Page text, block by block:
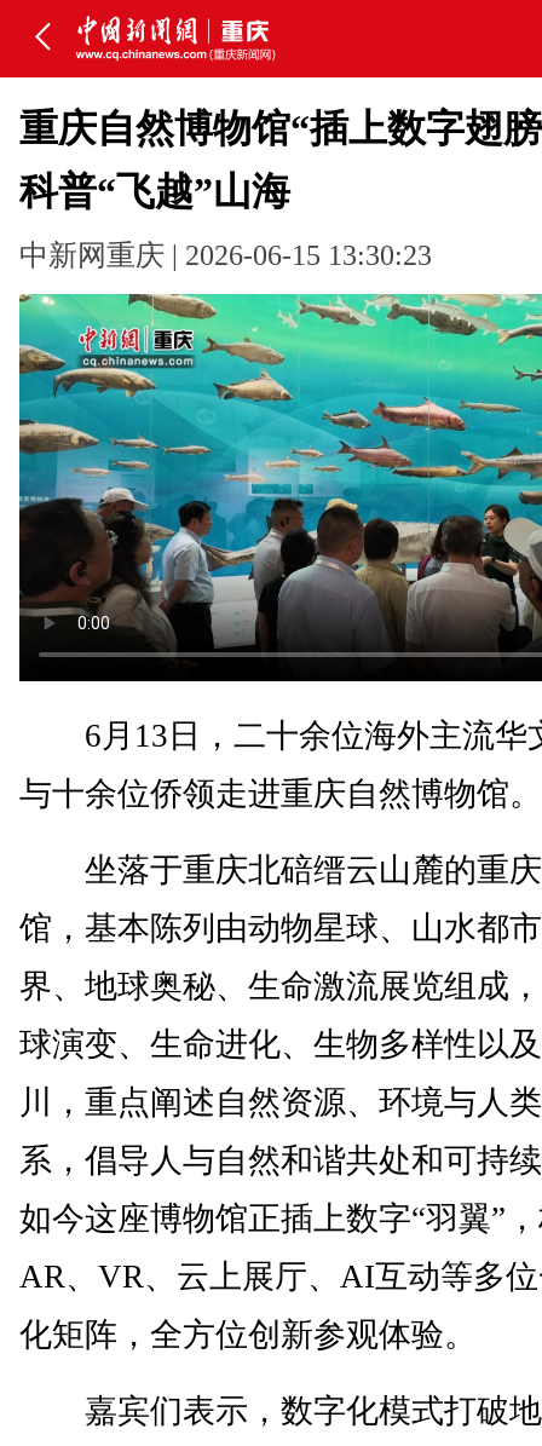
重庆自然博物馆“插上数字翅
科普“飞越”山海
中新网重庆 | 2026-06-15 13:30:23
6月13日，二十余位海外主流华
与十余位侨领走进重庆自然博物馆。
坐落于重庆北碚缙云山麓的重庆
馆，基本陈列由动物星球、山水都
界、地球奥秘、生命激流展览组成
球演变、生命进化、生物多样性以
川，重点阐述自然资源、环境与人
系，倡导人与自然和谐共处和可持
如今这座博物馆正插上数字“羽翼”
AR、VR、云上展厅、AI互动等多
化矩阵，全方位创新参观体验。
嘉宾们表示，数字化模式打破地